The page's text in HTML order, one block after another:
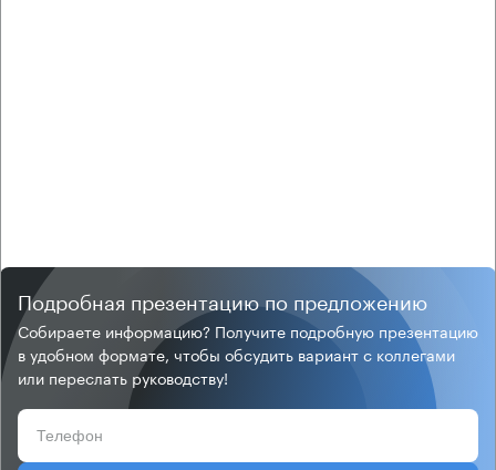
Подробная презентацию по предложению
Собираете информацию? Получите подробную презентацию
в удобном формате, чтобы обсудить вариант с коллегами
или переслать руководству!